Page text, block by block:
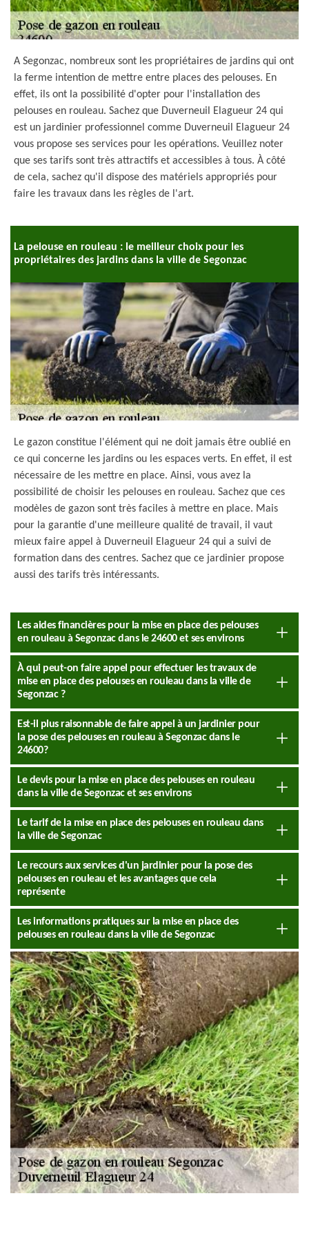
A Segonzac, nombreux sont les propriétaires de jardins qui ont
la ferme intention de mettre entre places des pelouses. En
effet, ils ont la possibilité d'opter pour l'installation des
pelouses en rouleau. Sachez que Duverneuil Elagueur 24 qui
est un jardinier professionnel comme Duverneuil Elagueur 24
vous propose ses services pour les opérations. Veuillez noter
que ses tarifs sont très attractifs et accessibles à tous. À côté
de cela, sachez qu'il dispose des matériels appropriés pour
faire les travaux dans les règles de l'art.
La pelouse en rouleau : le meilleur choix pour les
propriétaires des jardins dans la ville de Segonzac
Le gazon constitue l'élément qui ne doit jamais être oublié en
ce qui concerne les jardins ou les espaces verts. En effet, il est
nécessaire de les mettre en place. Ainsi, vous avez la
possibilité de choisir les pelouses en rouleau. Sachez que ces
modèles de gazon sont très faciles à mettre en place. Mais
pour la garantie d'une meilleure qualité de travail, il vaut
mieux faire appel à Duverneuil Elagueur 24 qui a suivi de
formation dans des centres. Sachez que ce jardinier propose
aussi des tarifs très intéressants.
Les aides financières pour la mise en place des pelouses
en rouleau à Segonzac dans le 24600 et ses environs
À qui peut-on faire appel pour effectuer les travaux de
mise en place des pelouses en rouleau dans la ville de
Segonzac ?
Est-il plus raisonnable de faire appel à un jardinier pour
la pose des pelouses en rouleau à Segonzac dans le
24600?
Le devis pour la mise en place des pelouses en rouleau
dans la ville de Segonzac et ses environs
Le tarif de la mise en place des pelouses en rouleau dans
la ville de Segonzac
Le recours aux services d'un jardinier pour la pose des
pelouses en rouleau et les avantages que cela
représente
Les informations pratiques sur la mise en place des
pelouses en rouleau dans la ville de Segonzac